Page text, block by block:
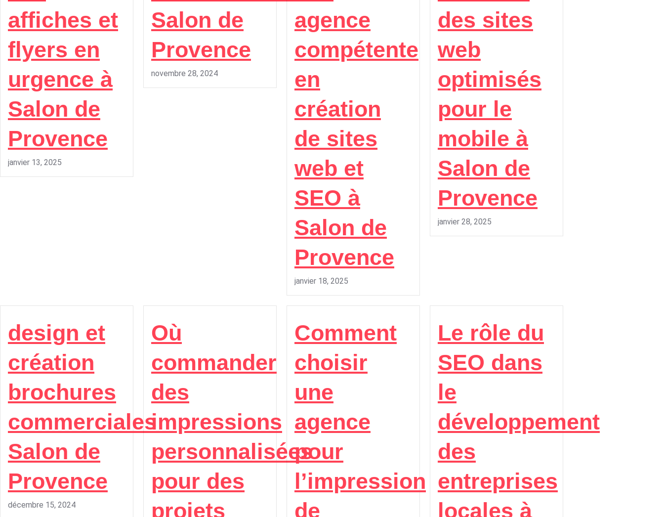
affiches et
flyers en
urgence à
Salon de
Provence
janvier 13, 2025
Salon de
Provence
novembre 28, 2024
agence
compétente
en
création
de sites
web et
SEO à
Salon de
Provence
janvier 18, 2025
des sites
web
optimisés
pour le
mobile à
Salon de
Provence
janvier 28, 2025
design et
création
brochures
commerciales
Salon de
Provence
décembre 15, 2024
Où
commander
des
impressions
personnalisées
pour des
projets
Comment
choisir
une
agence
pour
l’impression
de
Le rôle du
SEO dans
le
développement
des
entreprises
locales à